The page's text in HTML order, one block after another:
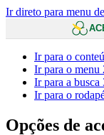
Ir direto para menu
Ir para o
Ir para o menu
Ir para a busca
Ir para o
Opções de